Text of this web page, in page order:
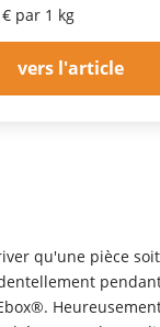
€ par 1 kg
vers l'article
qu'une pièce